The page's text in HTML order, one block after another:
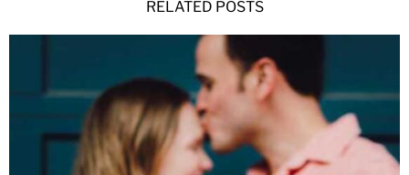
RELATED POSTS